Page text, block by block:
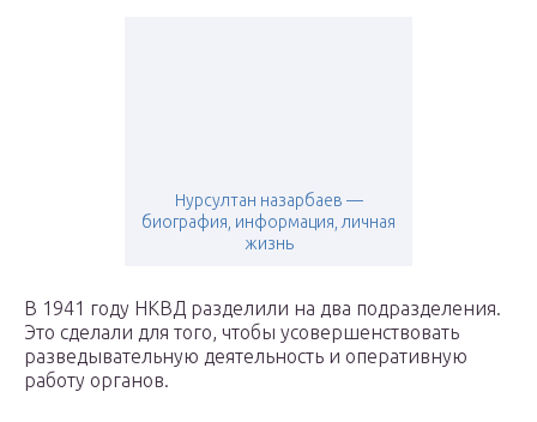
Нурсултан назарбаев —
биография, информация, личная
жизнь
В 1941 году НКВД разделили на два подразделения.
Это сделали для того, чтобы усовершенствовать
разведывательную деятельность и оперативную
работу органов.